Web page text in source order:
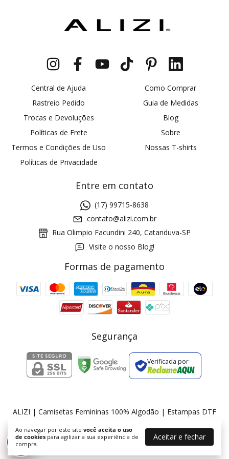
Ao navegar por este site você aceita o uso
de cookies para agilizar a sua experiência de
compra.
Aceitar e fechar
Central de Ajuda
Rastreio Pedido
Trocas e Devoluções
Políticas de Frete
Termos e Condições de Uso
Políticas de Privacidade
Como Comprar
Guia de Medidas
Blog
Sobre
Nossas T-shirts
Entre em contato
(17) 99715-8638
contato@alizi.com.br
Rua Olimpio Facundini 240, Catanduva-SP
Visite o nosso Blog!
Formas de pagamento
Segurança
Verificada por
ALIZI | Camisetas Femininas 100% Algodão | Estampas DTF
%Desconto progressivo
Cupom 1a compra: GANHE5
2 pecas 7% OFF